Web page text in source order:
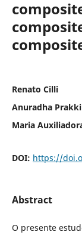
Renato Cilli
Anuradha Prakki
Maria
DOI: https://
Abstract
O presente